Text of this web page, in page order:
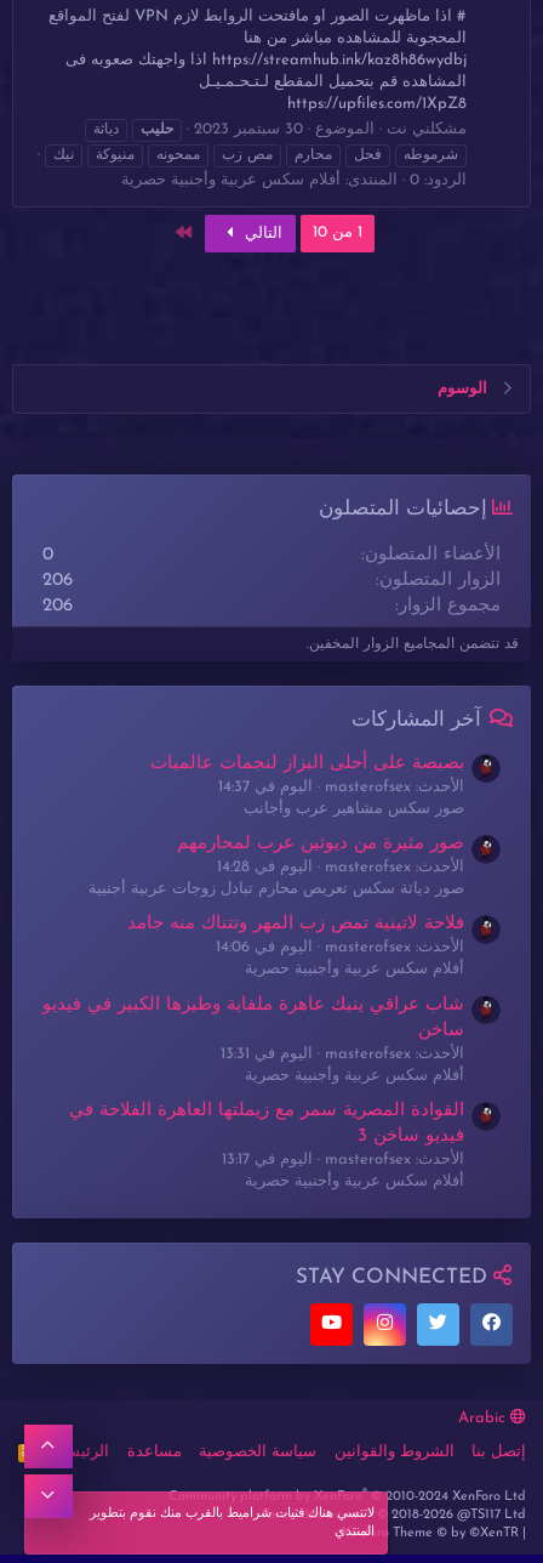
# اذا ماظهرت الصور او مافتحت الروابط لازم VPN لفتح المواقع
المحجوبة للمشاهده مباشر من هنا
https://streamhub.ink/kaz8h86wydbj اذا واجهتك صعوبه فى
المشاهده قم بتحميل المقطع لـتـحـمـيـل
https://upfiles.com/1XpZ8
مشكلني نت
الموضوع 30 سبتمبر 2023 حليب
دياثة
شرموطه
فحل محارم مص زب ممحونه منيوكة نيك
الردود: 0 المنتدى: أفلام سكس عربية وأجنبية حصرية
1 من 10 التالي
الوسوم
إحصائيات المتصلون
الأعضاء المتصلون
0
الزوار المتصلون
206
مجموع الزوار
206
قد تتضمن المجاميع الزوار المخفين.
آخر المشاركات
بصبصة على أحلى البزاز لنجمات عالميات
الأحدث: masterofsex
اليوم في 14:37
صور سكس مشاهير عرب وأجانب
صور مثيرة من ديوثين عرب لمحارمهم
الأحدث: masterofsex
اليوم في 14:28
صور دياثة سكس تعريص محارم تبادل زوجات عربية أجنبية
فلاحة لاتينية تمص زب المهر وتتناك منه جامد
الأحدث: masterofsex
اليوم في 14:06
أفلام سكس عربية وأجنبية حصرية
شاب عراقي ينيك عاهرة ملفاية وطيزها الكبير في فيديو
ساخن
الأحدث: masterofsex
اليوم في 13:31
أفلام سكس عربية وأجنبية حصرية
القوادة المصرية سمر مع زيملتها العاهرة الفلاحة في
فيديو ساخن 3
الأحدث: masterofsex
اليوم في 13:17
أفلام سكس عربية وأجنبية حصرية
STAY CONNECTED
إتصل بنا الشروط والقوانين سياسة الخصوصية مساعدة الرئيسية
R
Community platform by XenForo® © 2010-2024 XenForo Ltd.
Forum lbanez.net ® © 2018-2026 @TS117 Ltd
Xenforo Theme © by ©XenTR
لاتنسي هناك فتيات شراميط بالقرب منك نقوم بتطوير
المنتدي
أعلى
أسفل